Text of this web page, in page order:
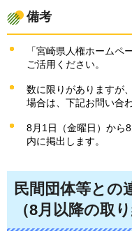
備考
「宮崎県人権ホームペ
ご活用ください。
数に限りがありますが
場合は、下記お問い合
8月1日（金曜日）から
内に掲出します。
民間団体等との
（8月以降の取り